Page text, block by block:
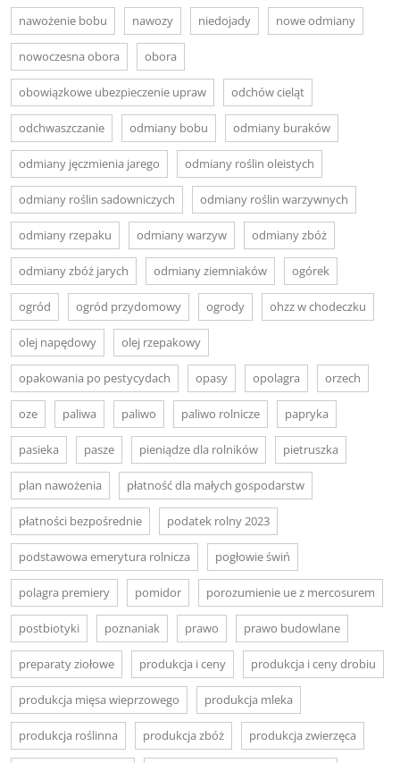
nawożenie bobu nawozy niedojady nowe odmiany
nowoczesna obora obora
obowiązkowe ubezpieczenie upraw odchów cieląt
odchwaszczanie odmiany bobu odmiany buraków
odmiany jęczmienia jarego odmiany roślin oleistych
odmiany roślin sadowniczych odmiany roślin warzywnych
odmiany rzepaku odmiany warzyw odmiany zbóż
odmiany zbóż jarych odmiany ziemniaków ogórek
ogród ogród przydomowy ogrody ohzz w chodeczku
olej napędowy olej rzepakowy
opakowania po pestycydach opasy opolagra orzech
oze paliwa paliwo paliwo rolnicze papryka
pasieka pasze pieniądze dla rolników pietruszka
plan nawożenia płatność dla małych gospodarstw
płatności bezpośrednie podatek rolny 2023
podstawowa emerytura rolnicza pogłowie świń
polagra premiery pomidor porozumienie ue z mercosurem
postbiotyki poznaniak prawo prawo budowlane
preparaty ziołowe produkcja i ceny produkcja i ceny drobiu
produkcja mięsa wieprzowego produkcja mleka
produkcja roślinna produkcja zbóż produkcja zwierzęca